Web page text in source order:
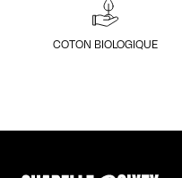
COTON BIOLOGIQUE